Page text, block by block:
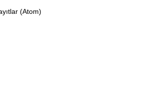
(Atom)